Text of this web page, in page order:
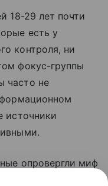
18-29 лет почти
есть у
контроля, ни
фокус-группы
часто не
источники
опровергли миф